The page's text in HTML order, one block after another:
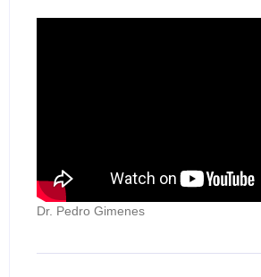
Dr. Pedro Gimenes